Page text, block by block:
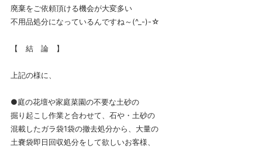
廃棄をご依頼頂ける機会が大変多い
不用品処分になっているんですね～(^_-)-☆
【 結 論 】
上記の様に、
●庭の花壇や家庭菜園の不要な土砂の
掘り起こし作業と合わせて、石や・土砂の
混載したガラ袋1袋の撤去処分から、大量の
土嚢袋即日回収処分をして欲しいお客様、